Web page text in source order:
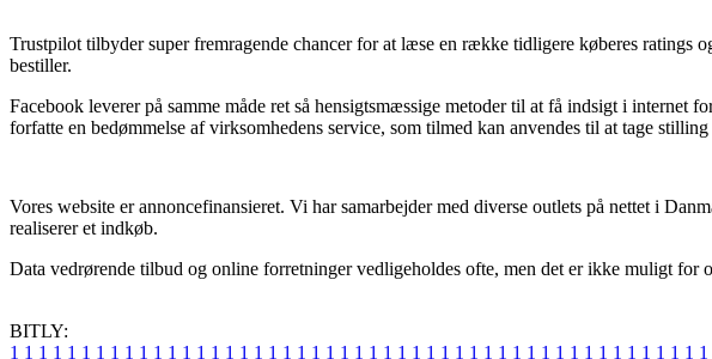
Trustpilot tilbyder super fremragende chancer for at læse en række tidligere køberes ratings
bestiller.
Facebook leverer på samme måde ret så hensigtsmæssige metoder til at få indsigt i
forfatte en bedømmelse af virksomhedens service, som tilmed kan anvendes til at tage
Vores website er annoncefinansieret. Vi har samarbejder med diverse outlets på nettet i
realiserer et indkøb.
Data vedrørende tilbud og online forretninger vedligeholdes ofte, men det er ikke muligt for
BITLY:
1 1 1 1 1 1 1 1 1 1 1 1 1 1 1 1 1 1 1 1 1 1 1 1 1 1 1 1 1 1 1 1 1 1 1 1 1 1 1 1 1 1 1 1 1 1 1 1 1